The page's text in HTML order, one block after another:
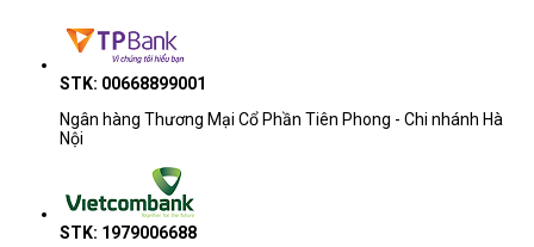
STK: 00668899001
Ngân hàng Thương Mại Cổ Phần Tiên Phong - Chi nhánh Hà
Nội
STK: 1979006688